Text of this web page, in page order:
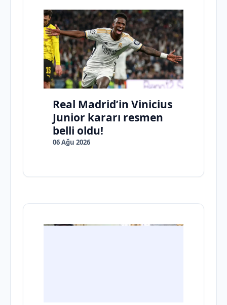
Real Madrid’in Vinicius
Junior kararı resmen
belli oldu!
06 Ağu 2026